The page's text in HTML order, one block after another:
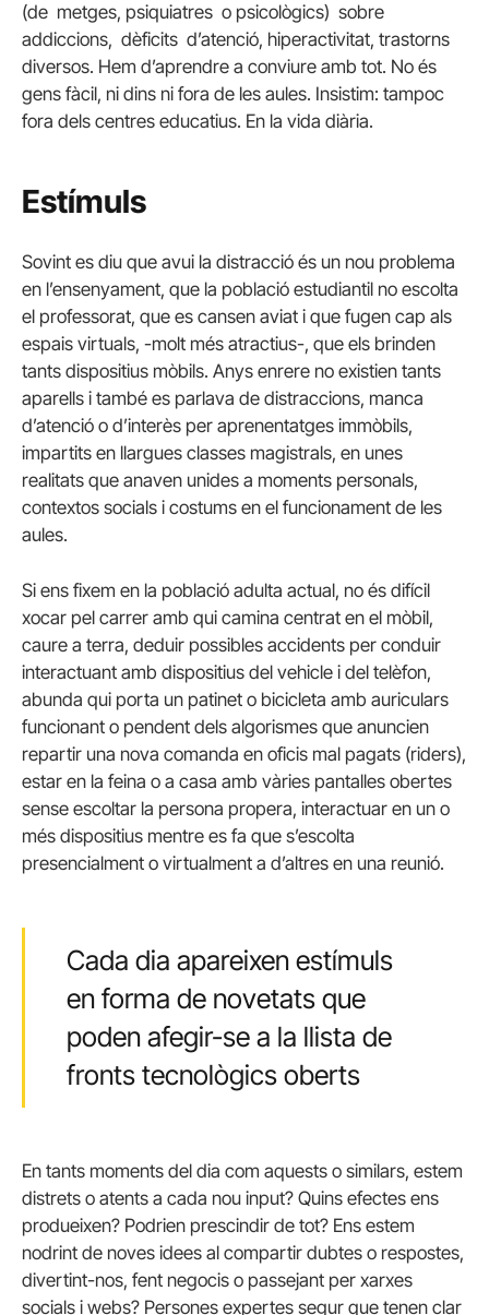
(de metges, psiquiatres o psicològics) sobre
addiccions, dèficits d’atenció, hiperactivitat, trastorns
diversos. Hem d’aprendre a conviure amb tot. No és
gens fàcil, ni dins ni fora de les aules. Insistim: tampoc
fora dels centres educatius. En la vida diària.
Estímuls
Sovint es diu que avui la distracció és un nou problema
en l’ensenyament, que la població estudiantil no escolta
el professorat, que es cansen aviat i que fugen cap als
espais virtuals, -molt més atractius-, que els brinden
tants dispositius mòbils. Anys enrere no existien tants
aparells i també es parlava de distraccions, manca
d’atenció o d’interès per aprenentatges immòbils,
impartits en llargues classes magistrals, en unes
realitats que anaven unides a moments personals,
contextos socials i costums en el funcionament de les
aules.
Si ens fixem en la població adulta actual, no és difícil
xocar pel carrer amb qui camina centrat en el mòbil,
caure a terra, deduir possibles accidents per conduir
interactuant amb dispositius del vehicle i del telèfon,
abunda qui porta un patinet o bicicleta amb auriculars
funcionant o pendent dels algorismes que anuncien
repartir una nova comanda en oficis mal pagats (riders),
estar en la feina o a casa amb vàries pantalles obertes
sense escoltar la persona propera, interactuar en un o
més dispositius mentre es fa que s’escolta
presencialment o virtualment a d’altres en una reunió.
Cada dia apareixen estímuls
en forma de novetats que
poden afegir-se a la llista de
fronts tecnològics oberts
En tants moments del dia com aquests o similars, estem
distrets o atents a cada nou input? Quins efectes ens
produeixen? Podrien prescindir de tot? Ens estem
nodrint de noves idees al compartir dubtes o respostes,
divertint-nos, fent negocis o passejant per xarxes
socials i webs? Persones expertes segur que tenen clar